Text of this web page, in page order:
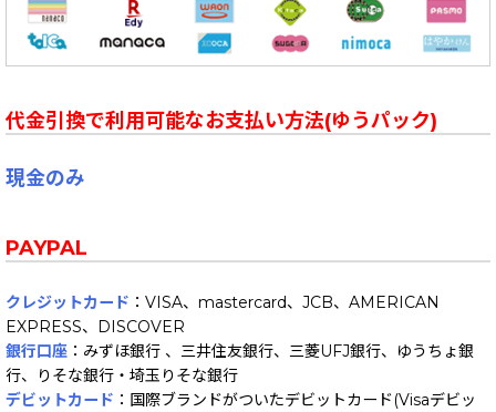
代金引換で利用可能なお支払い方法(ゆうパック)
現金のみ
PAYPAL
クレジットカード ：VISA、mastercard、JCB、AMERICAN
EXPRESS、DISCOVER
銀行口座 ：みずほ銀行 、三井住友銀行、三菱UFJ銀行、ゆうちょ銀
行、りそな銀行・埼玉りそな銀行
デビットカード ：国際ブランドがついたデビットカード(Visaデビッ